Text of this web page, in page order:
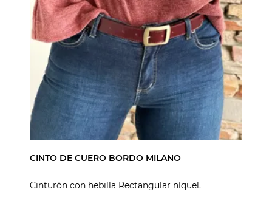
CINTO DE CUERO BORDO MILANO
Cinturón con hebilla Rectangular níquel.